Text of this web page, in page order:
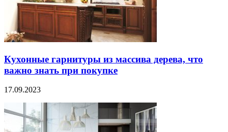
Кухонные гарнитуры из массива дерева, что
важно знать при покупке
17.09.2023